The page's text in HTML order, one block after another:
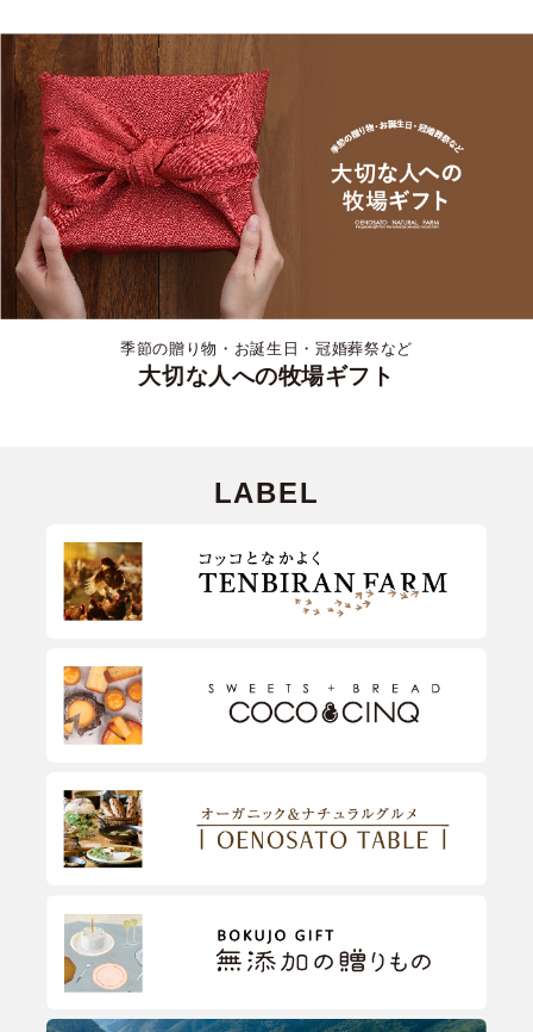
季節の贈り物・お誕生日・冠婚葬祭など
大切な人への牧場ギフト
LABEL